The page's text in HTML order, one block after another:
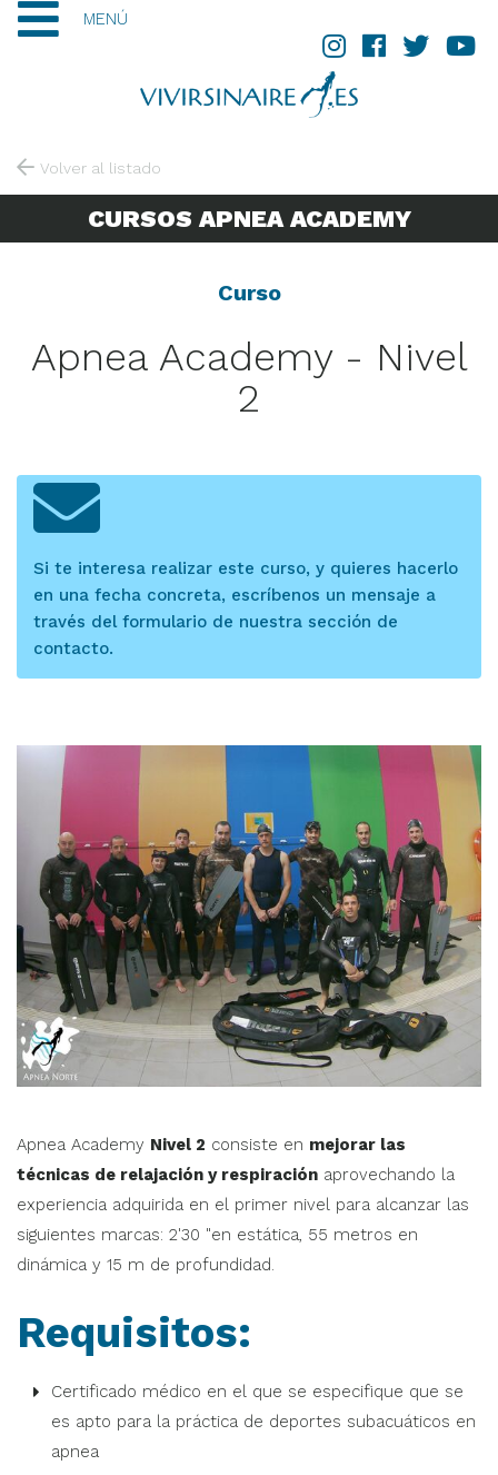
MENÚ
Volver al listado
CURSOS APNEA ACADEMY
Curso
Apnea Academy - Nivel
2
Si te interesa realizar este curso, y quieres hacerlo
en una fecha concreta, escríbenos un mensaje a
través del formulario de nuestra sección de
contacto.
Apnea Academy Nivel 2 consiste en mejorar las
técnicas de relajación y respiración aprovechando la
experiencia adquirida en el primer nivel para alcanzar las
siguientes marcas: 2'30 "en estática, 55 metros en
dinámica y 15 m de profundidad.
Requisitos:
Certificado médico en el que se especifique que se
es apto para la práctica de deportes subacuáticos en
apnea